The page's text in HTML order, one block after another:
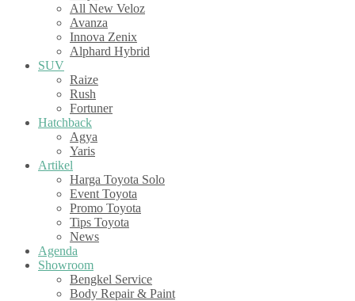
All New Veloz
Avanza
Innova Zenix
Alphard Hybrid
SUV
Raize
Rush
Fortuner
Hatchback
Agya
Yaris
Artikel
Harga Toyota Solo
Event Toyota
Promo Toyota
Tips Toyota
News
Agenda
Showroom
Bengkel Service
Body Repair & Paint